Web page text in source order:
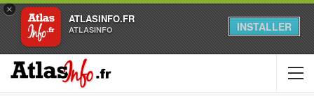
×
ATLASINFO.FR
ATLASINFO INSTALLER